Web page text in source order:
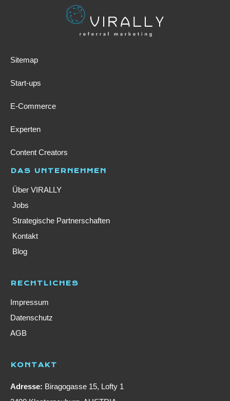
Sitemap
Start-ups
E-Commerce
Experten
Content Creators
DAS UNTERNEHMEN
Über VIRALLY
Jobs
Strategische Partnerschaften
Kontakt
Blog
RECHTLICHES
Impressum
Datenschutz
AGB
KONTAKT
Adresse: Biragogasse 15, Lofty 1